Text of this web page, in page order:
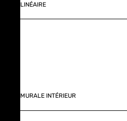
LINÉAIRE
MURALE INTÉRIEUR